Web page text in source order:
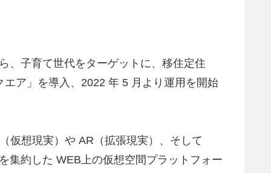
、子育て世代をターゲットに、移住定住
ア」を導入、2022 年 5 月より運用を開始
仮想現実）や AR（拡張現実）、そして
集約した WEB上の仮想空間プラットフォー